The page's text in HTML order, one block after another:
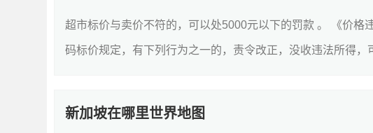
超市标价与卖价不符的，可以处5000元以下的罚款 。 《价格
码标价规定，有下列行为之一的，责令改正，没收违法所得，
新加坡在哪里世界地图